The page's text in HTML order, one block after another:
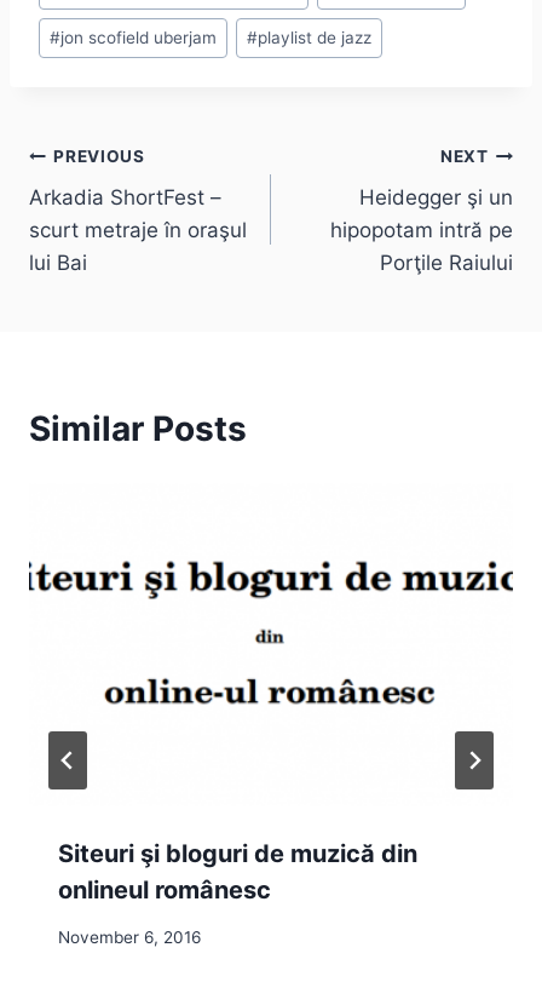
#jon scofield uberjam #playlist de jazz
Post
navigation
PREVIOUS
Arkadia ShortFest –
scurt metraje în oraşul
lui Bai
NEXT
Heidegger şi un
hipopotam intră pe
Porţile Raiului
Similar Posts
Siteuri şi bloguri de muzică din
onlineul românesc
November 6, 2016